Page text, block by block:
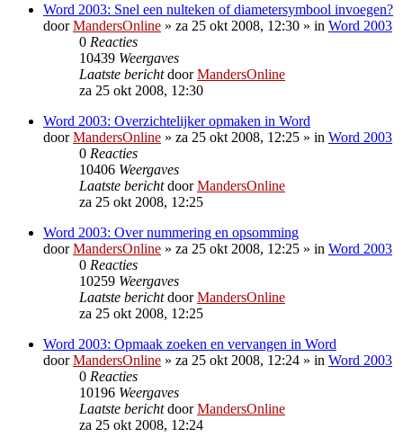
Word 2003: Snel een nulteken of diametersymbool invoegen?
doorMandersOnline » za 25 okt 2008, 12:30 » in Word 2003
0 Reacties
10439 Weergaves
Laatste berichtdoorMandersOnline
za 25 okt 2008, 12:30
Word 2003: Overzichtelijker opmaken in Word
doorMandersOnline » za 25 okt 2008, 12:25 » in Word 2003
0 Reacties
10406 Weergaves
Laatste berichtdoorMandersOnline
za 25 okt 2008, 12:25
Word 2003: Over nummering en opsomming
doorMandersOnline » za 25 okt 2008, 12:25 » in Word 2003
0 Reacties
10259 Weergaves
Laatste berichtdoorMandersOnline
za 25 okt 2008, 12:25
Word 2003: Opmaak zoeken en vervangen in Word
doorMandersOnline » za 25 okt 2008, 12:24 » in Word 2003
0 Reacties
10196 Weergaves
Laatste berichtdoorMandersOnline
za 25 okt 2008, 12:24